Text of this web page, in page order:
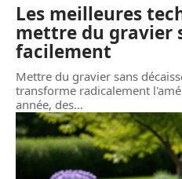
Les meilleures
mettre du gravier
facilement
Mettre du gravier sans
transforme radicalement
année, des…